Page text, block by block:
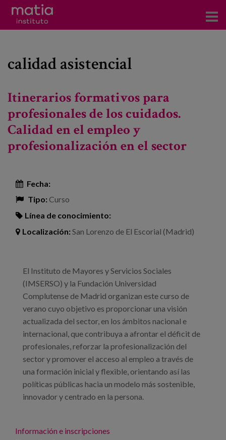
Investigación
Participación en foros
Consultoría
Formación
Noticias
Blog
Trabaja con nosotros
Canal de denuncias
calidad asistencial
Itinerarios formativos para
profesionales de los cuidados.
Calidad en el empleo y
profesionalización en el sector
Fecha:
Tipo:Curso
Línea de conocimiento:
Localización:San Lorenzo de El Escorial (Madrid)
El Instituto de Mayores y Servicios Sociales
(IMSERSO) y la Fundación Universidad
Complutense de Madrid organizan este curso de
verano cuyo objetivo es proporcionar una visión
actualizada del sector, en los ámbitos nacional e
internacional, que contribuya a afrontar el déficit de
profesionales, reforzar la profesionalización del
sector y promover el acceso al empleo a través de
una formación inicial y flexible, orientando así las
políticas públicas hacia un modelo más sostenible,
innovador y centrado en la persona.
Información e inscripciones